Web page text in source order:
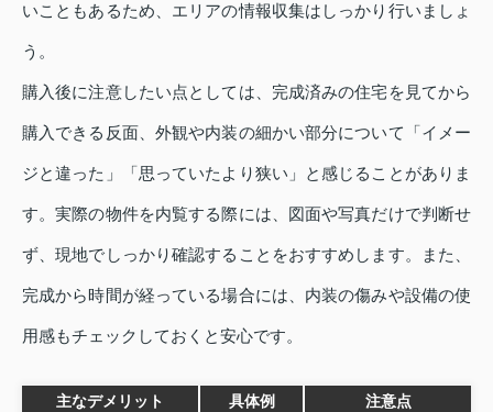
いこともあるため、エリアの情報収集はしっかり行いましょ
う。
購入後に注意したい点としては、完成済みの住宅を見てから
購入できる反面、外観や内装の細かい部分について「イメー
ジと違った」「思っていたより狭い」と感じることがありま
す。実際の物件を内覧する際には、図面や写真だけで判断せ
ず、現地でしっかり確認することをおすすめします。また、
完成から時間が経っている場合には、内装の傷みや設備の使
用感もチェックしておくと安心です。
主なデメリット 具体例 注意点